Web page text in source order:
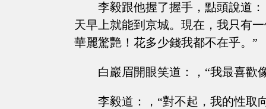
李毅跟他握了握手，點頭說道
天早上就能到京城。現在，我只有
華麗驚艷！花多少錢我都不在乎。”
白巖眉開眼笑道：，“我最喜歡
李毅道：，“對不起，我的性取